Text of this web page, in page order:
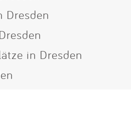
Dresden
in Dresden